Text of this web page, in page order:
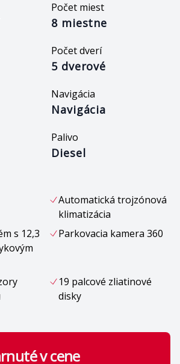
Počet miest
8 miestne
Počet dverí
5 dverové
Navigácia
Navigácia
Palivo
Diesel
Automatická trojzónová
klimatizácia
s 12,3
Parkovacia kamera 360
19 palcové zliatinové
disky
v cene